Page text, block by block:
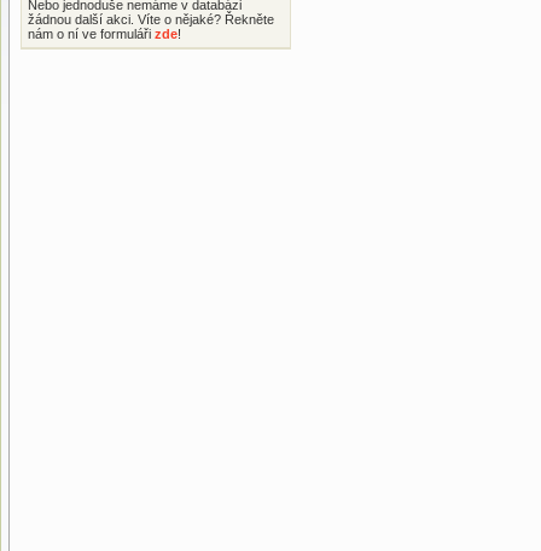
Nebo jednoduše nemáme v databázi
žádnou další akci. Víte o nějaké? Řekněte
nám o ní ve formuláři zde!